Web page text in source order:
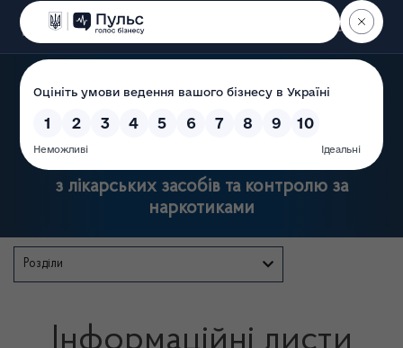
Пошук
Державна служба України
з лікарських засобів та контролю за
наркотиками
Розділи
Інформаційні листи